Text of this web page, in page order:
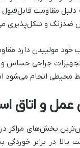
دلیل مقاومت
ضدزنگ و شکل‌پذیری
جراحی حساس و
محیطی انجام می‌شود
عمل و اتاق
بخش‌های مراکز
بالا در برابر